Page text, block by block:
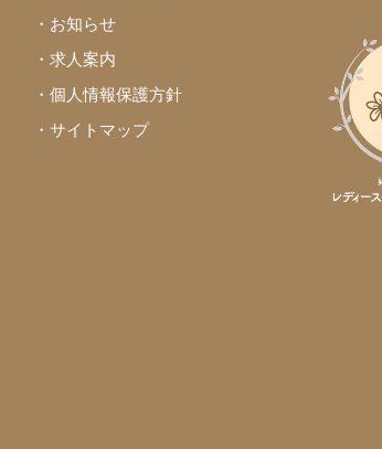
・お知らせ
・求人案内
・個人情報保護方針
・サイトマップ